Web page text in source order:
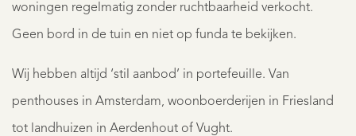
woningen regelmatig zonder ruchtbaarheid verkocht.
Geen bord in de tuin en niet op funda te bekijken.
Wij hebben altijd ‘stil aanbod’ in portefeuille. Van
penthouses in Amsterdam, woonboerderijen in Friesland
tot landhuizen in Aerdenhout of Vught.